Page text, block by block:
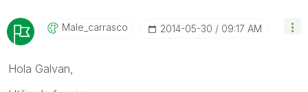
Male_carrasco ‎2014-05-30 09:17 AM
Hola Galvan,